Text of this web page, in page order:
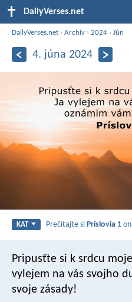
DailyVerses.net
DailyVerses.net ›Archív ›2024 ›Jún
4. júna 2024
KAT Prečítajte siPríslovia 1
Pripusťte si k srdcu
vylejem na vás svojho
svoje zásady!